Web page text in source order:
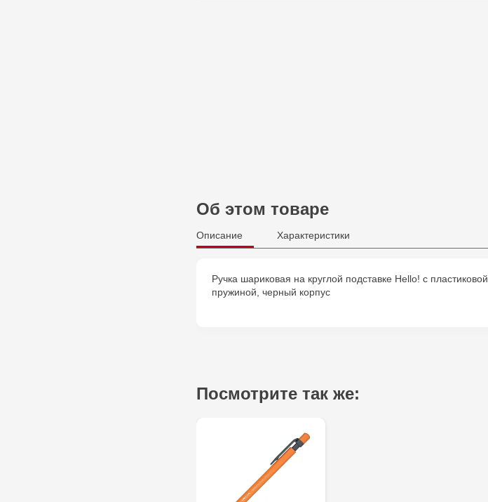
Об этом товаре
Описание Характеристики
Ручка шариковая на круглой подставке Hello! с пластиковой
пружиной, черный корпус
Посмотрите так же: